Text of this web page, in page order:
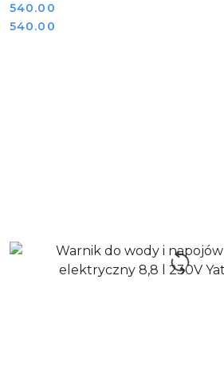
Cena:
540.00
Cena:
540.00